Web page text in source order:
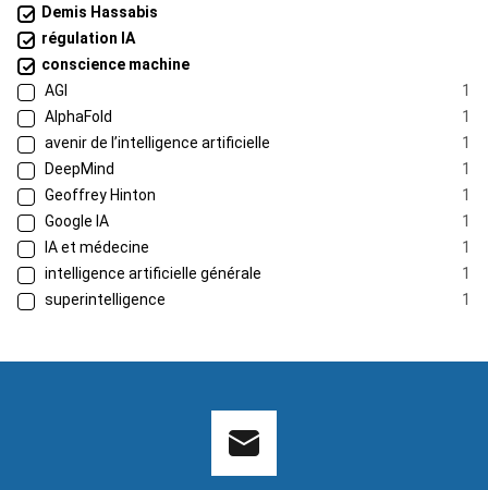
Demis Hassabis
régulation IA
conscience machine
AGI
1
AlphaFold
1
avenir de l’intelligence artificielle
1
DeepMind
1
Geoffrey Hinton
1
Google IA
1
IA et médecine
1
intelligence artificielle générale
1
superintelligence
1